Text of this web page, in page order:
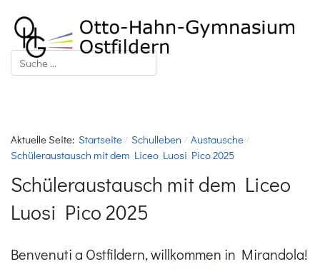
Suchen
Aktuelle Seite: Startseite Schulleben
Austausche
Schüleraustausch mit dem Liceo Luosi Pico 2025
Schüleraustausch mit dem Liceo
Luosi Pico 2025
Benvenuti a Ostfildern, willkommen in Mirandola!